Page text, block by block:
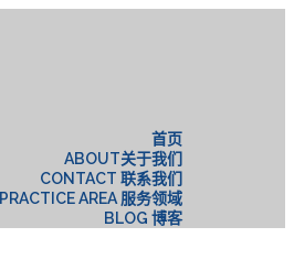
首页
ABOUT关于我们
CONTACT 联系我们
PRACTICE AREA 服务领域
BLOG 博客